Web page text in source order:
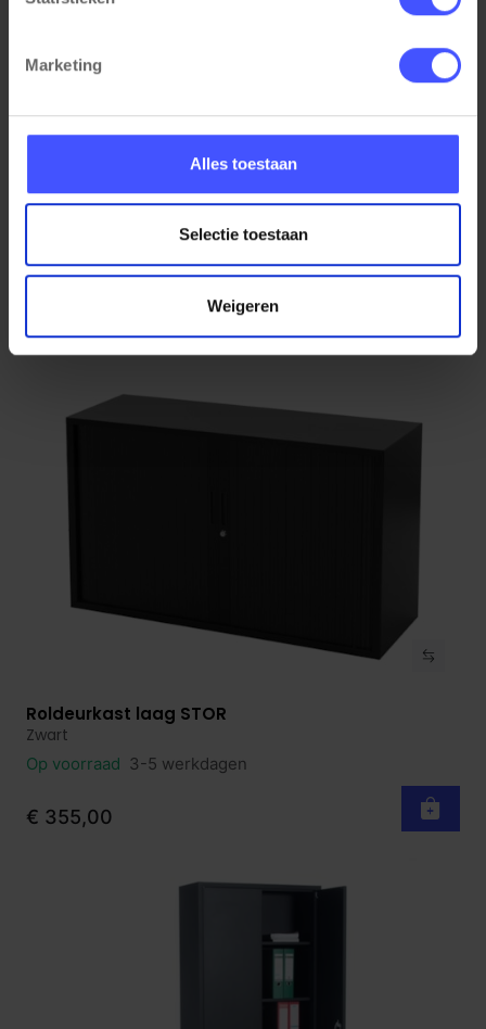
Marketing
Alles toestaan
Selectie toestaan
Weigeren
Op voorraad 3-5 werkdagen
Bekijk product
Roldeurkast laag STOR
Zwart
Op voorraad 3-5 werkdagen
€ 355,00